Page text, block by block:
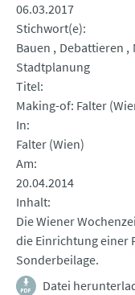
06.03.2017
Stichwort(e)
Bauen
Debattieren
Stadtplanung
Titel
Making-of: Falter
In
Falter (Wien)
Am
20.04.2014
Inhalt
Die Wiener
die Einrichtung einer
Sonderbeilage.
Datei